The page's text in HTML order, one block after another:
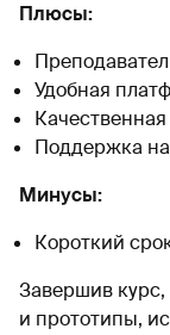
Плюсы:
Удобная
Поддержка
Минусы:
Короткий
Завершив курс,
и прототипы,